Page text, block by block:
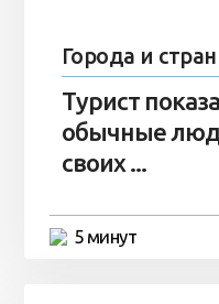
Города и
Турист
обычные
своих ...
5 минут